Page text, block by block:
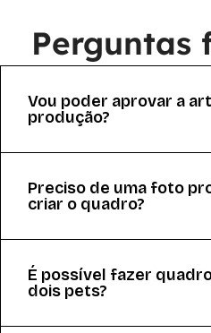
Perguntas
Vou poder aprovar a
produção?
Preciso de uma foto
criar o quadro?
É possível fazer
dois pets?